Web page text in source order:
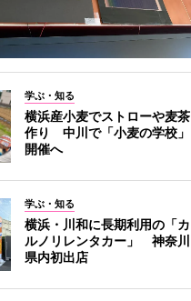
学ぶ・知る
横浜産小麦でストローや麦茶
作り 中川で「小麦の学校」
開催へ
学ぶ・知る
横浜・川和に長期利用の「カ
ルノリレンタカー」 神奈川
県内初出店